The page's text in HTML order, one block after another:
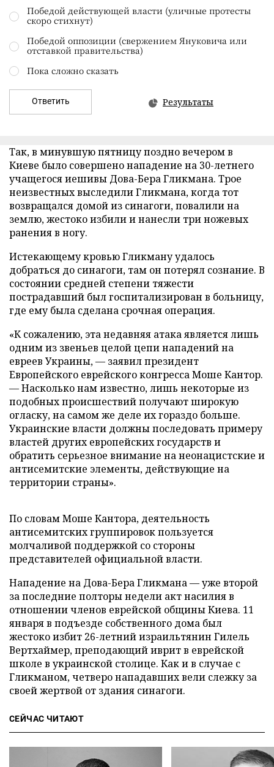
Победой действующей власти (уличные протесты
скоро стихнут)
Победой оппозиции (свержением Януковича или
отставкой правительства)
Пока сложно сказать
Ответить Результаты
Так, в минувшую пятницу поздно вечером в
Киеве было совершено нападение на 30-летнего
учащегося иешивы Дова-Бера Гликмана. Трое
неизвестных выследили Гликмана, когда тот
возвращался домой из синагоги, повалили на
землю, жестоко избили и нанесли три ножевых
ранения в ногу.
Истекающему кровью Гликману удалось
добраться до синагоги, там он потерял сознание. В
состоянии средней степени тяжести
пострадавший был госпитализирован в больницу,
где ему была сделана срочная операция.
«К сожалению, эта недавняя атака является лишь
одним из звеньев целой цепи нападений на
евреев Украины, — заявил президент
Европейского еврейского конгресса Моше Кантор.
— Насколько нам известно, лишь некоторые из
подобных происшествий получают широкую
огласку, на самом же деле их гораздо больше.
Украинские власти должны последовать примеру
властей других европейских государств и
обратить серьезное внимание на неонацистские и
антисемитские элементы, действующие на
территории страны».
По словам Моше Кантора, деятельность
антисемитских группировок пользуется
молчаливой поддержкой со стороны
представителей официальной власти.
Нападение на Дова-Бера Гликмана — уже второй
за последние полторы недели акт насилия в
отношении членов еврейской общины Киева. 11
января в подъезде собственного дома был
жестоко избит 26-летний израильтянин Гилель
Вертхаймер, преподающий иврит в еврейской
школе в украинской столице. Как и в случае с
Гликманом, четверо нападавших вели слежку за
своей жертвой от здания синагоги.
СЕЙЧАС ЧИТАЮТ